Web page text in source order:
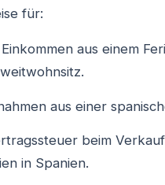
für:
aus einem
aus einer
beim
in Spanien.